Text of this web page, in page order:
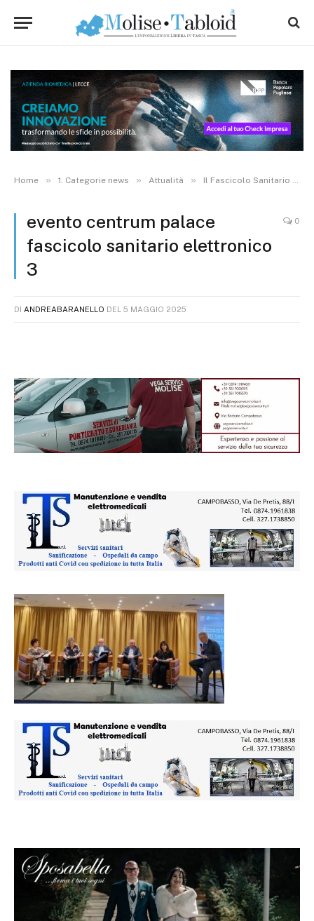
Home » 1. Categorie news » Attualità » Il Fascicolo Sanitario Elettronico in Molise tra innovazione e vantaggi
evento centrum palace
fascicolo sanitario elettronico
3
0
DI ANDREABARANELLO DEL 5 MAGGIO 2025